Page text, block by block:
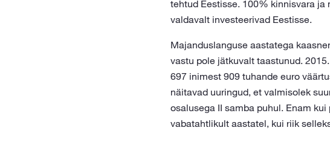
tehtud Eestisse. 100% kinnisvara
valdavalt investeerivad Eestisse.
Majanduslanguse aastatega
vastu pole jätkuvalt taastunud.
697 inimest 909 tuhande euro
näitavad uuringud, et valmisolek
osalusega II samba puhul. Enam
vabatahtlikult aastatel, kui riik